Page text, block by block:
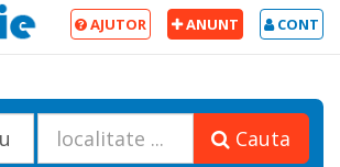
CONT
ANUNT
AJUTOR
Cauta